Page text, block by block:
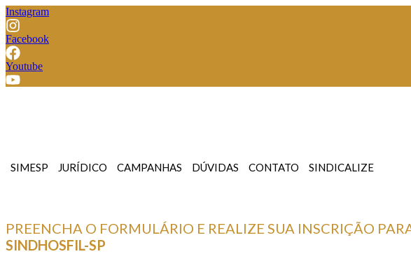
Instagram
Facebook
Youtube
SIMESP JURÍDICO CAMPANHAS DÚVIDAS CONTATO SINDICALIZE
PREENCHA O FORMULÁRIO E REALIZE SUA INSCRIÇÃO
SINDHOSFIL-SP